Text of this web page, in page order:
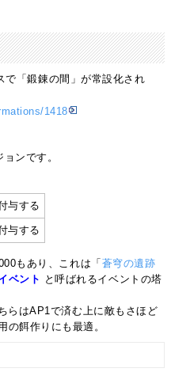
で「鍛錬の間」が常設化され
1418
ンです。
与する
与する
もあり、これは「 蒼穹の遺跡
ベント と呼ばれるイベントの塔
らはAP1で済む上に敵もさほど
の餌作りにも最適。